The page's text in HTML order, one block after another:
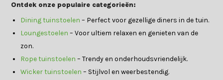
Ontdek onze populaire categorieën:
Dining tuinstoelen – Perfect voor gezellige diners in de tuin.
Loungestoelen – Voor ultiem relaxen en genieten van de
zon.
Rope tuinstoelen – Trendy en onderhoudsvriendelijk.
Wicker tuinstoelen – Stijlvol en weerbestendig.